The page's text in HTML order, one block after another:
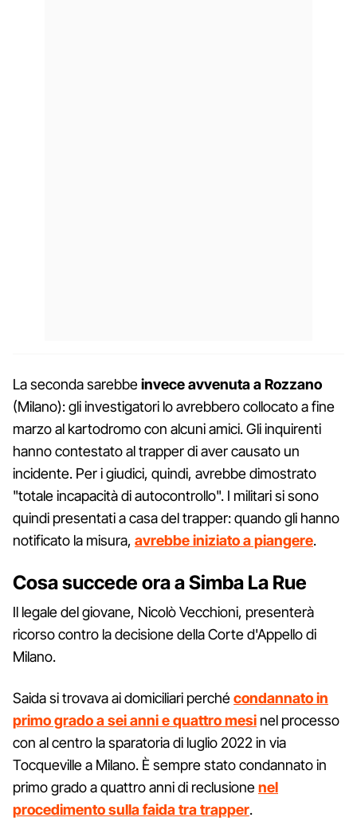
La seconda sarebbeinvece avvenuta a Rozzano
(Milano): gli investigatori lo avrebbero collocato a fine
marzo al kartodromo con alcuni amici. Gli inquirenti
hanno contestato al trapper di aver causato un
incidente. Per i giudici, quindi, avrebbe dimostrato
"totale incapacità di autocontrollo". I militari si sono
quindi presentati a casa del trapper: quando gli hanno
notificato la misura, avrebbe iniziato a piangere.
Cosa succede ora a Simba La Rue
Il legale del giovane, Nicolò Vecchioni, presenterà
ricorso contro la decisione della Corte d'Appello di
Milano.
Saida si trovava ai domiciliari perchécondannato in
primo grado a sei anni e quattro mesi nel processo
con al centro la sparatoria di luglio 2022 in via
Tocqueville a Milano. È sempre stato condannato in
primo grado a quattro anni di reclusionenel
procedimento sulla faida tra trapper.